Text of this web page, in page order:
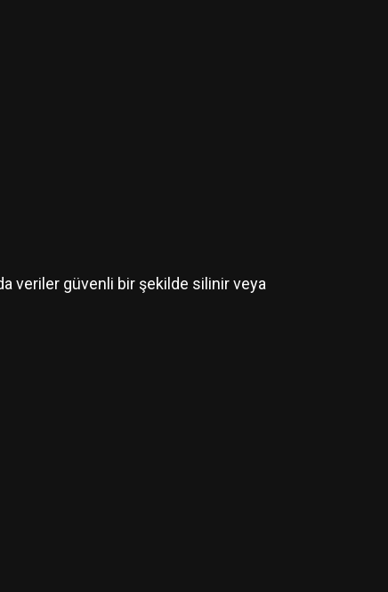
veriler güvenli bir şekilde silinir veya